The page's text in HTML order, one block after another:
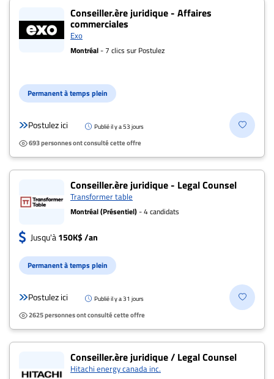
Conseiller.ère juridique - Affaires
commerciales
Exo
Montréal- 7 clics sur Postulez
Permanent à temps plein
Postulez ici Publié il y a 53 jours
693 personnes ont consulté cette offre
Conseiller.ère juridique - Legal Counsel
Transformer table
Montréal (Présentiel)- 4 candidats
Jusqu'à150K$ /an
Permanent à temps plein
Postulez ici Publié il y a 31 jours
2625 personnes ont consulté cette offre
Conseiller.ère juridique / Legal Counsel
Hitachi energy canada inc.